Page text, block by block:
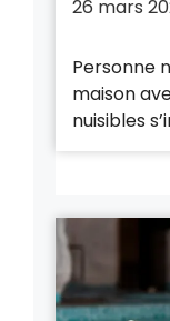
26 mars
Personne
maison
nuisibles